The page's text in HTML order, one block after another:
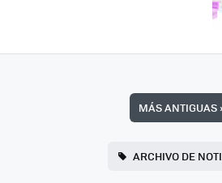
MÁS ANTIGUAS
ARCHIVO DE